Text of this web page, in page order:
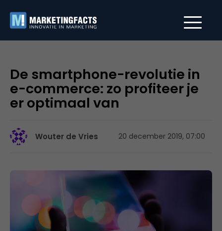
De smartphone-revolutie in
e-commerce: zo profiteer je
er optimaal van
Wouter de Vries 20 december 2019, 07:00